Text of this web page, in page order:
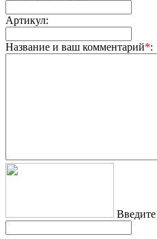
Артикул:
Название и ваш комментарий*: